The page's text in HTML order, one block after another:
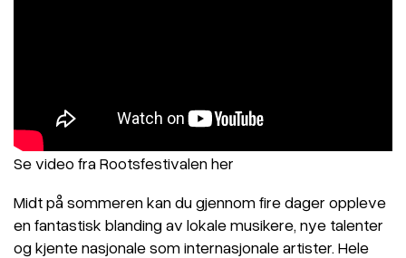
Se video fra Rootsfestivalen her
Midt på sommeren kan du gjennom fire dager oppleve
en fantastisk blanding av lokale musikere, nye talenter
og kjente nasjonale som internasjonale artister. Hele